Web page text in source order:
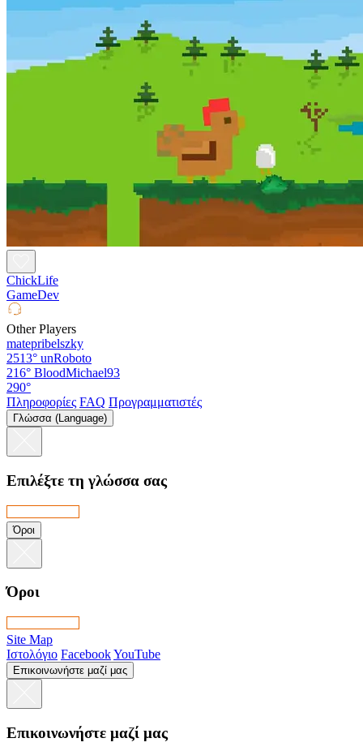
ChickLife
GameDev
Other Players
matepribelszky
2513° unRoboto
216° BloodMichael93
290°
Πληροφορίες FAQ Προγραμματιστές
Γλώσσα (Language)
Επιλέξτε τη γλώσσα σας
Όροι
Όροι
Site Map
Ιστολόγιο FacebookYouTube
Επικοινωνήστε μαζί μας
Επικοινωνήστε μαζί μας